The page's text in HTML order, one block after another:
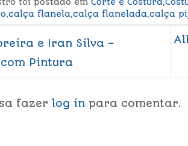
,calça flanela,calça flanelada,calça
e Iran Silva –
Pintura
fazer log in para comentar.